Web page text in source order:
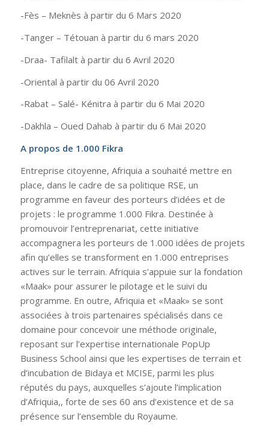
-Fès – Meknès à partir du 6 Mars 2020
-Tanger – Tétouan à partir du 6 mars 2020
-Draa- Tafilalt à partir du 6 Avril 2020
-Oriental à partir du 06 Avril 2020
-Rabat – Salé- Kénitra à partir du 6 Mai 2020
-Dakhla – Oued Dahab à partir du 6 Mai 2020
A propos de 1.000 Fikra
Entreprise citoyenne, Afriquia a souhaité mettre en
place, dans le cadre de sa politique RSE, un
programme en faveur des porteurs d’idées et de
projets : le programme 1.000 Fikra. Destinée à
promouvoir l’entreprenariat, cette initiative
accompagnera les porteurs de 1.000 idées de projets
afin qu’elles se transforment en 1.000 entreprises
actives sur le terrain. Afriquia s’appuie sur la fondation
«Maak» pour assurer le pilotage et le suivi du
programme. En outre, Afriquia et «Maak» se sont
associées à trois partenaires spécialisés dans ce
domaine pour concevoir une méthode originale,
reposant sur l’expertise internationale PopUp
Business School ainsi que les expertises de terrain et
d’incubation de Bidaya et MCISE, parmi les plus
réputés du pays, auxquelles s’ajoute l’implication
d’Afriquia,, forte de ses 60 ans d’existence et de sa
présence sur l’ensemble du Royaume.